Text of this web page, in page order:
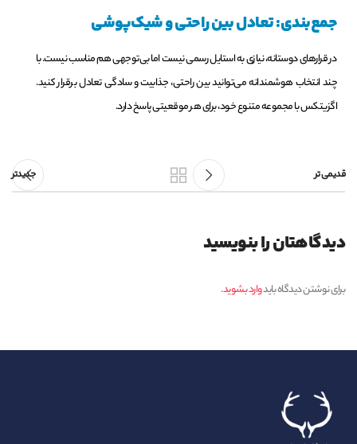
جمع‌بندی: تعادل بین راحتی و شیک‌پوشی
در قرارهای دوستانه، نیازی به استایل رسمی نیست اما بی‌توجهی هم مناسب نیست. با
چند انتخاب هوشمندانه می‌توانید بین راحتی، جذابیت و سادگی تعادل برقرار کنید.
اگزیتکس با مجموعه متنوع خود، برای هر موقعیتی پاسخ دارد.
جدیدتر قدیمی تر
دیدگاهتان را بنویسید
برای نوشتن دیدگاه بایدوارد بشوید.